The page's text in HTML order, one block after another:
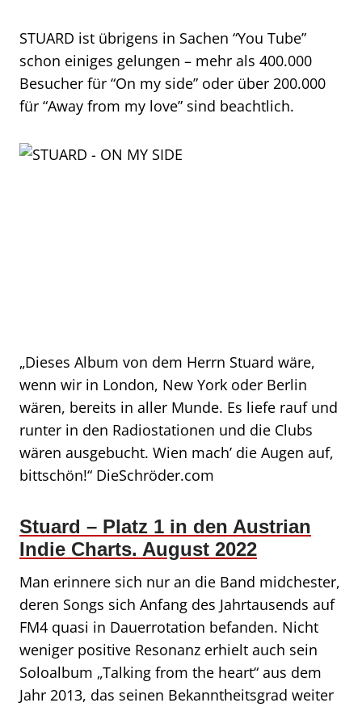
STUARD ist übrigens in Sachen “You Tube”
schon einiges gelungen – mehr als 400.000
Besucher für “On my side” oder über 200.000
für “Away from my love” sind beachtlich.
„Dieses Album von dem Herrn Stuard wäre,
wenn wir in London, New York oder Berlin
wären, bereits in aller Munde. Es liefe rauf und
runter in den Radiostationen und die Clubs
wären ausgebucht. Wien mach’ die Augen auf,
bittschön!“ DieSchröder.com
Stuard – Platz 1 in den Austrian
Indie Charts. August 2022
Man erinnere sich nur an die Band midchester,
deren Songs sich Anfang des Jahrtausends auf
FM4 quasi in Dauerrotation befanden. Nicht
weniger positive Resonanz erhielt auch sein
Soloalbum „Talking from the heart“ aus dem
Jahr 2013, das seinen Bekanntheitsgrad weiter